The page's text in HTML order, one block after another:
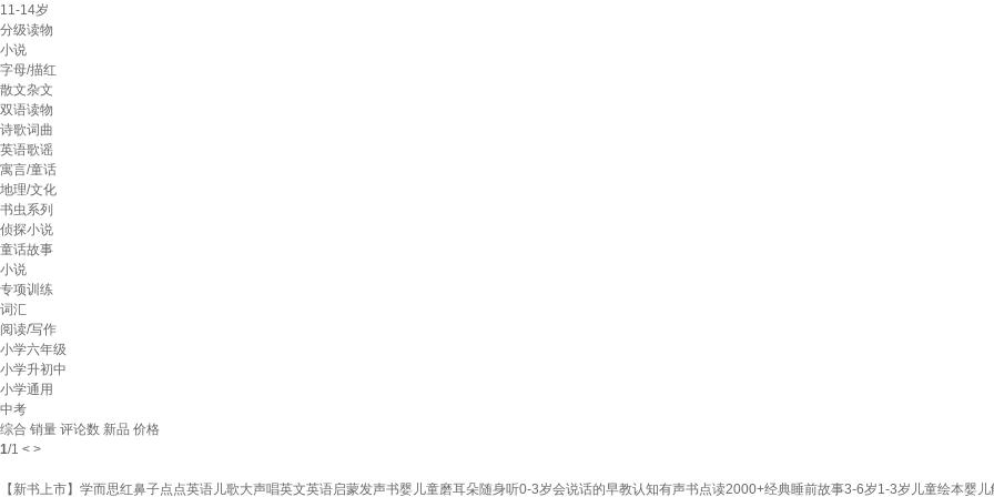
11-14岁
分级读物
小说
字母/描红
散文杂文
双语读物
诗歌词曲
英语歌谣
寓言/童话
地理/文化
书虫系列
侦探小说
童话故事
小说
专项训练
词汇
阅读/写作
小学六年级
小学升初中
小学通用
中考
综合 销量 评论数 新品 价格
1/1 < >
【新书上市】学而思红鼻子点点英语儿歌大声唱英文英语启蒙发声书婴儿童磨耳朵随身听0-3岁会说话的早教认知有声书点读2000+经典睡前故事3-6岁1-3岁儿童绘本婴